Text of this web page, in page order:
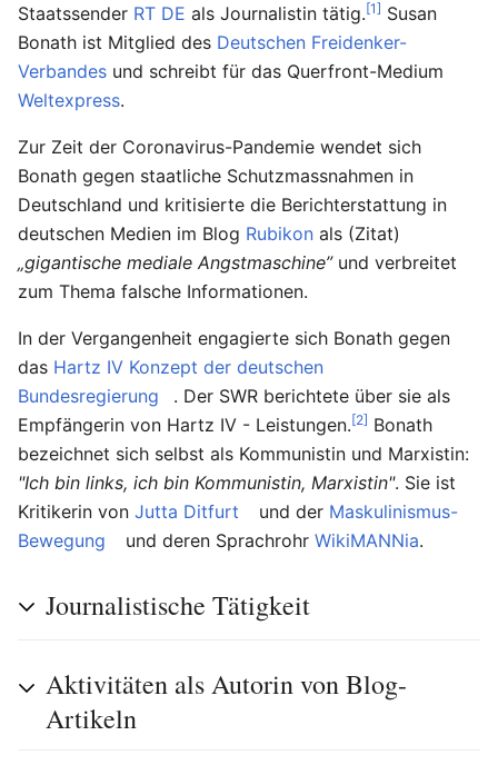
Staatssender RT DE als Journalistin tätig.[1] Susan
Bonath ist Mitglied des Deutschen Freidenker-
Verbandes und schreibt für das Querfront-Medium
Weltexpress.
Zur Zeit der Coronavirus-Pandemie wendet sich
Bonath gegen staatliche Schutzmassnahmen in
Deutschland und kritisierte die Berichterstattung in
deutschen Medien im Blog Rubikon als (Zitat)
„gigantische mediale Angstmaschine”und verbreitet
zum Thema falsche Informationen.
In der Vergangenheit engagierte sich Bonath gegen
das Hartz IV Konzept der deutschen
Bundesregierung
. Der SWR berichtete über sie als
Empfängerin von Hartz IV - Leistungen.[2] Bonath
bezeichnet sich selbst als Kommunistin und Marxistin:
"Ich bin links, ich bin Kommunistin, Marxistin". Sie ist
Kritikerin von Jutta Ditfurt und der Maskulinismus-
Bewegung
und deren Sprachrohr WikiMANNia.
Journalistische Tätigkeit
Aktivitäten als Autorin von Blog-
Artikeln